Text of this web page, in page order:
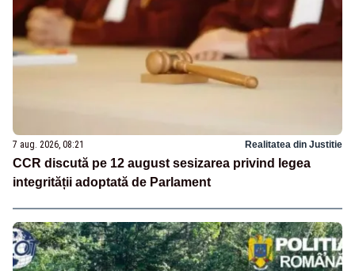
7 aug. 2026, 08:21 Realitatea din Justitie
CCR discută pe 12 august sesizarea privind legea
integrității adoptată de Parlament